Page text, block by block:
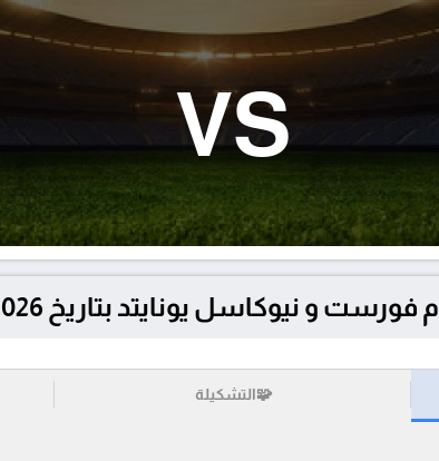
VS
يونايتد بتاريخ 10/5/2026 في الدوري الإنجليزي
🧩التشكيلة